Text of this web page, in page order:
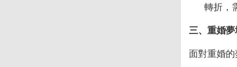
轉折，
三、重婚
面對重婚